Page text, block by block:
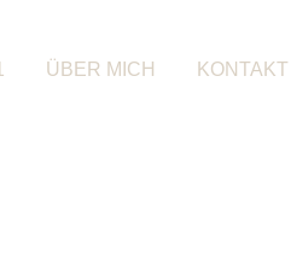
ÜBER MICH KONTAKT